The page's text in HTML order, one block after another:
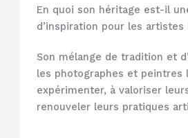
En quoi son héritage est-il
d’inspiration pour les artistes
Son mélange de tradition et
les photographes et peintres
expérimenter, à valoriser
renouveler leurs pratiques